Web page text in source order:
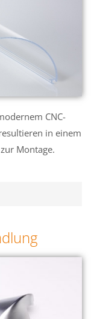
CNC-
in einem
Montage.